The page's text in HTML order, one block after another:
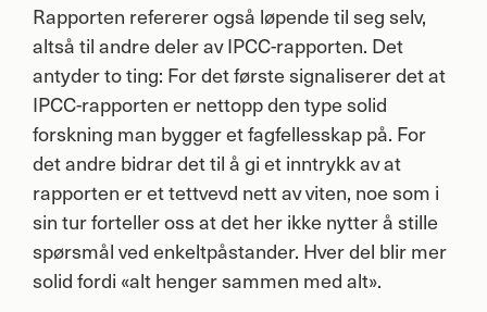
Rapporten refererer også løpende til seg selv,
altså til andre deler avIPCC-rapporten. Det
antyder to ting: For det første signaliserer det at
IPCC-rapporten er nettopp den type solid
forskning man bygger et fagfellesskap på. For
det andre bidrar det til å gi et inntrykk av at
rapporten er et tettvevd nett av viten, noe som i
sin tur forteller oss at det her ikke nytter å stille
spørsmål ved enkeltpåstander. Hver del blir mer
solid fordi «alt henger sammen med alt».